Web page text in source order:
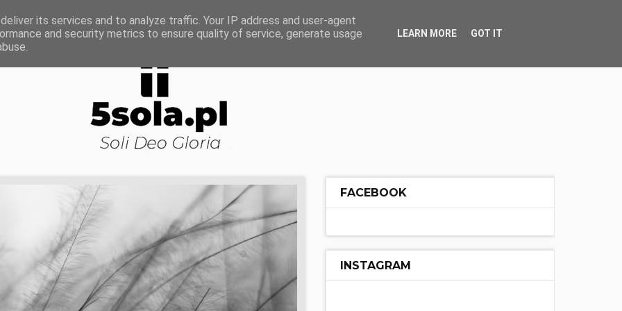
NAUKA DOJRZAŁOŚĆ DUCHOWA KOŚCIÓŁ INNE
FACEBOOK
INSTAGRAM
its services and to analyze traffic. Your IP address and user-agent
and security metrics to ensure quality of service, generate usage
LEARN MORE GOT IT